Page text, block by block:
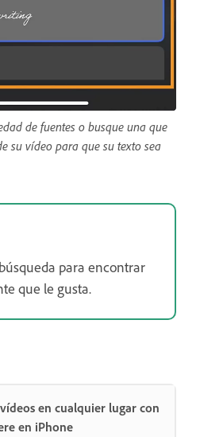
de fuentes o busque una que
su vídeo para que su texto sea
para encontrar
que le gusta.
en cualquier lugar con
en iPhone